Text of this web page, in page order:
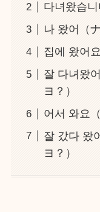
다녀왔습니
나 왔어（
집에 왔어
잘 다녀왔
ヨ？）
어서 와요
잘 갔다 왔
ヨ？）